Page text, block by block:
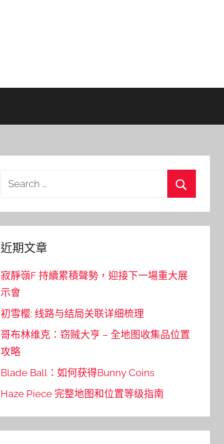
Search
近期文章
寂靜嶺F 持續累積聲勢，迎接下一場重大展
示會
初雪樱: 线路与结局关联详细梳理
哥布林维克：窃贼大亨 – 全地图收集品位置
攻略
Blade Ball：如何获得Bunny Coins
Haze Piece 完整地图和位置等级指南